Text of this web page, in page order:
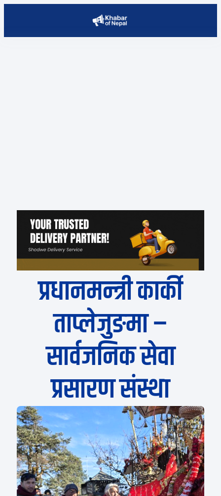
प्रधानमन्त्री कार्की
ताप्लेजुङमा –
सार्वजनिक सेवा
प्रसारण संस्था